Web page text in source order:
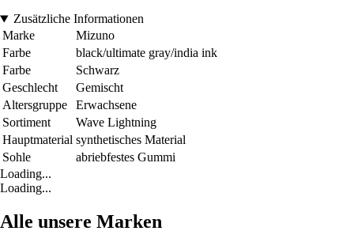
Zusätzliche Informationen
Marke
Mizuno
Farbe
black/ultimate gray/india ink
Farbe
Schwarz
Geschlecht
Gemischt
Altersgruppe
Erwachsene
Sortiment
Wave Lightning
Hauptmaterial synthetisches Material
Sohle
abriebfestes Gummi
Loading...
Loading...
Alle unsere Marken